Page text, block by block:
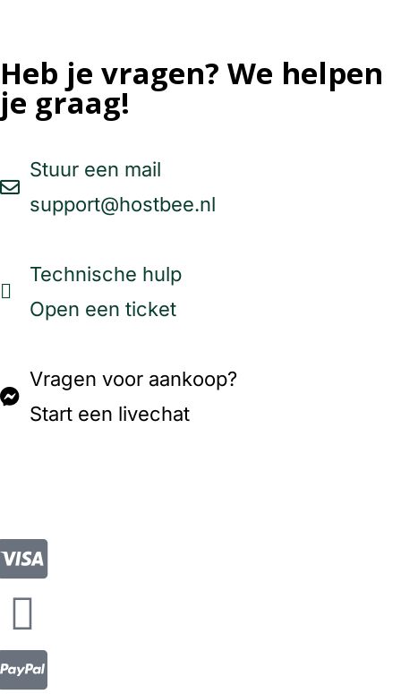
Heb je vragen? We helpen
je graag!
Stuur een mail
support@hostbee.nl
Technische hulp
Open een ticket
Vragen voor aankoop?
Start een livechat